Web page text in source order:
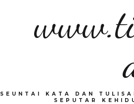
SEUNTAI KATA DAN
SEPUTAR